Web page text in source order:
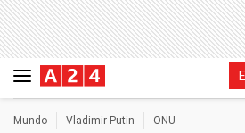
Mundo Vladimir Putin ONU